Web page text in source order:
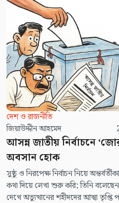
দেশ ও রাজনীতি
জিয়াউদ্দীন আহমেদ
আসন্ন জাতীয় নির্বাচনে
অবসান হোক
সুষ্ঠু ও নিরপেক্ষ নির্বাচন নিয়ে
কথা দিয়ে লেখা শুরু করি; তিনি
দেখে অভ্যুত্থানের শহীদদের আত্মা তৃপ্তি